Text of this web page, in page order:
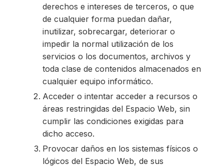
derechos e intereses de terceros, o que
de cualquier forma puedan dañar,
inutilizar, sobrecargar, deteriorar o
impedir la normal utilización de los
servicios o los documentos, archivos y
toda clase de contenidos almacenados en
cualquier equipo informático.
Acceder o intentar acceder a recursos o
áreas restringidas del Espacio Web, sin
cumplir las condiciones exigidas para
dicho acceso.
Provocar daños en los sistemas físicos o
lógicos del Espacio Web, de sus